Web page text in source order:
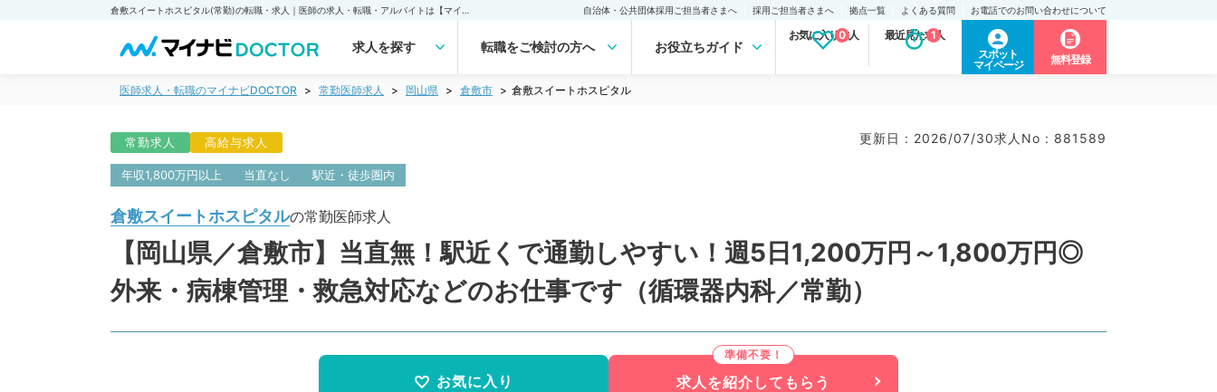
自治体・公共団体採用ご担当者さまへ 採用ご担当者さまへ 拠点一覧 よくある質問 お電話でのお問い合わせについて
求人を探す 転職をご検討の方へ お役立ちガイド
お気に入り求人
0 最近見た求人
1
スポット
マイページ
無料登録
医師求人・転職のマイナビDOCTOR 常勤医師求人 岡山県 倉敷市 倉敷スイートホスピタル
常勤求人 高給与求人 更新日 : 2026/07/30求人No : 881589
年収1,800万円以上 当直なし 駅近・徒歩圏内
倉敷スイートホスピタルの常勤医師求人
【岡山県／倉敷市】当直無！駅近くで通勤しやすい！週5日1,200万円～1,800万円◎
外来・病棟管理・救急対応などのお仕事です（循環器内科／常勤）
お気に入り 求人を紹介してもらう